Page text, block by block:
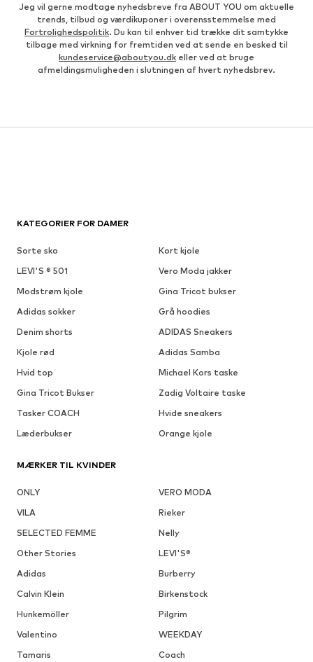
Jeg vil gerne modtage nyhedsbreve fra ABOUT YOU om aktuelle
trends, tilbud og værdikuponer i overensstemmelse med
Fortrolighedspolitik. Du kan til enhver tid trække dit samtykke
tilbage med virkning for fremtiden ved at sende en besked til
kundeservice@aboutyou.dk eller ved at bruge
afmeldingsmuligheden i slutningen af hvert nyhedsbrev.
KATEGORIER FOR DAMER
Sorte sko
Kort kjole
LEVI'S ® 501
Vero Moda jakker
Modstrøm kjole
Gina Tricot bukser
Adidas sokker
Grå hoodies
Denim shorts
ADIDAS Sneakers
Kjole rød
Adidas Samba
Hvid top
Michael Kors taske
Gina Tricot Bukser
Zadig Voltaire taske
Tasker COACH
Hvide sneakers
Læderbukser
Orange kjole
MÆRKER TIL KVINDER
ONLY
VERO MODA
VILA
Rieker
SELECTED FEMME
Nelly
Other Stories
LEVI'S®
Adidas
Burberry
Calvin Klein
Birkenstock
Hunkemöller
Pilgrim
Valentino
WEEKDAY
Tamaris
Coach